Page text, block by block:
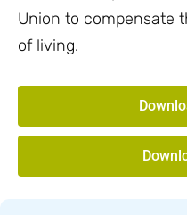
Union to compensate
of living.